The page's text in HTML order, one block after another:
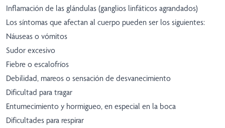
Inflamación de las glándulas (ganglios linfáticos agrandados)
Los síntomas que afectan al cuerpo pueden ser los siguientes:
Náuseas o vómitos
Sudor excesivo
Fiebre o escalofríos
Debilidad, mareos o sensación de desvanecimiento
Dificultad para tragar
Entumecimiento y hormigueo, en especial en la boca
Dificultades para respirar